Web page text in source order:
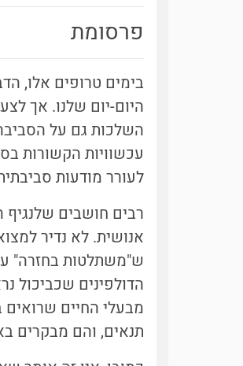
פרסומת
בימים טרופים אלו,
היום-יום שלנו. אך
השלכות גם על
עכשוויות הקשורות
לעורר מודעות
רבים חושבים
אנושית. לא נדיר
ש"משתלטות בחזרה"
מבעלי החיים שרואים
תנאים, והם מבקרים